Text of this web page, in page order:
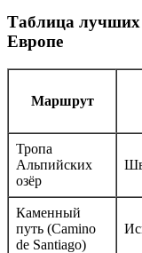
Таблица
Европе
Маршрут
Тропа
Альпийских
озёр
Каменный
путь (Camino
de Santiago)